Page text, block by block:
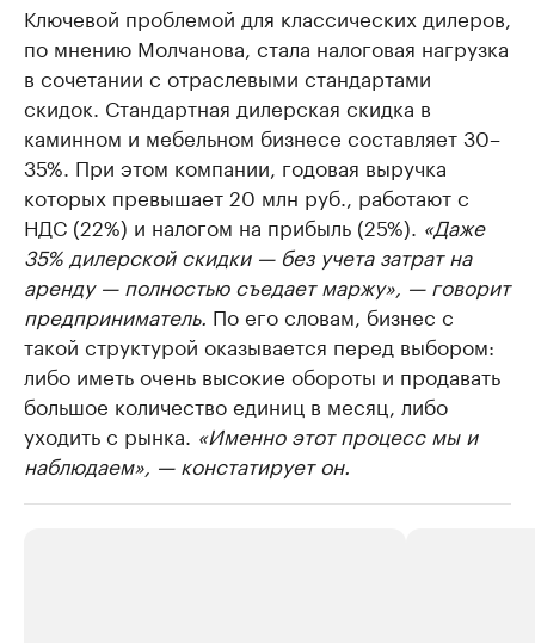
Ключевой проблемой для классических дилеров,
по мнению Молчанова, стала налоговая нагрузка
в сочетании с отраслевыми стандартами
скидок. Стандартная дилерская скидка в
каминном и мебельном бизнесе составляет 30–
35%. При этом компании, годовая выручка
которых превышает 20 млн руб., работают с
НДС (22%) и налогом на прибыль (25%). «Даже
35% дилерской скидки — без учета затрат на
аренду — полностью съедает маржу», — говорит
предприниматель. По его словам, бизнес с
такой структурой оказывается перед выбором:
либо иметь очень высокие обороты и продавать
большое количество единиц в месяц, либо
уходить с рынка. «Именно этот процесс мы и
наблюдаем», — констатирует он.